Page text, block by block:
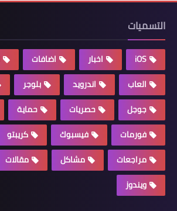
التسميات
iOS اخبار اضافات
العاب
اندرويد بلوجر
جوجل
حصريات حماية
فورمات
فيسبوك كريبتو
مراجعات
مشاكل مقالات
ويندوز